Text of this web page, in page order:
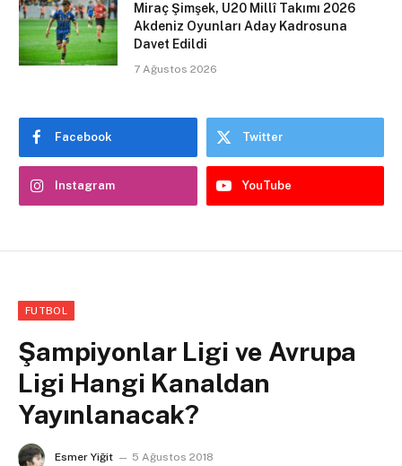
Miraç Şimşek, U20 Millî Takımı 2026
Akdeniz Oyunları Aday Kadrosuna
Davet Edildi
7 Ağustos 2026
Facebook Twitter
Instagram YouTube
FUTBOL
Şampiyonlar Ligi ve Avrupa
Ligi Hangi Kanaldan
Yayınlanacak?
Esmer Yiğit 5 Ağustos 2018